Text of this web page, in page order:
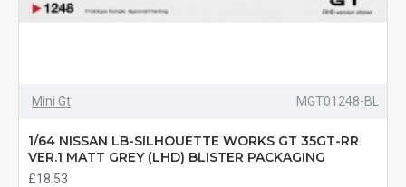
Mini Gt MGT01248-BL
1/64 NISSAN LB-SILHOUETTE WORKS GT 35GT-RR
VER.1 MATT GREY (LHD) BLISTER PACKAGING
£18.53